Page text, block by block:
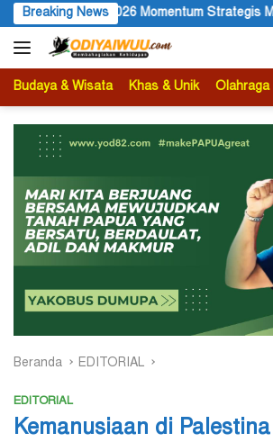
Langsung
ke
konten
Breaking News
Menggerakkan Ekonomi Warga
Budaya & Wisata Khas & Unik Olahraga
Beranda EDITORIAL
EDITORIAL
Kemanusiaan di Palestina